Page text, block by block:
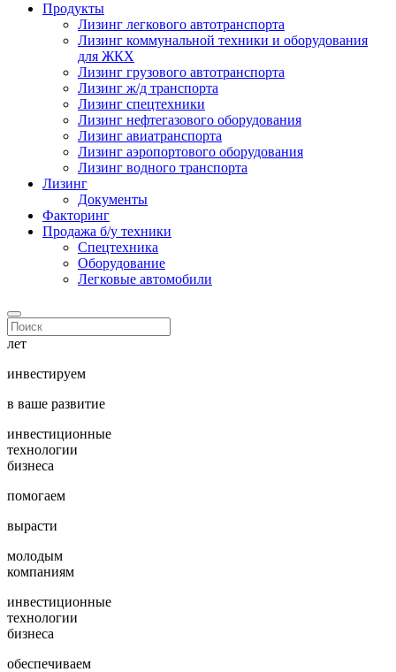
Продукты
Лизинг легкового автотранспорта
Лизинг коммунальной техники и оборудования
для ЖКХ
Лизинг грузового автотранспорта
Лизинг ж/д транспорта
Лизинг спецтехники
Лизинг нефтегазового оборудования
Лизинг авиатранспорта
Лизинг аэропортового оборудования
Лизинг водного транспорта
Лизинг
Документы
Факторинг
Продажа б/у техники
Спецтехника
Оборудование
Легковые автомобили
лет
инвестируем
в ваше развитие
инвестиционные
технологии
бизнеса
помогаем
вырасти
молодым
компаниям
инвестиционные
технологии
бизнеса
обеспечиваем